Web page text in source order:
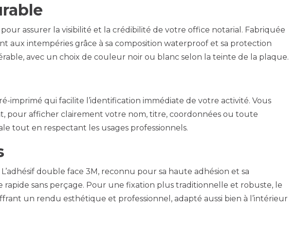
assurer la visibilité et la crédibilité de votre office notarial. Fabriquée
aux intempéries grâce à sa composition waterproof et sa protection
avec un choix de couleur noir ou blanc selon la teinte de la plaque.
qui facilite l’identification immédiate de votre activité. Vous
pour afficher clairement votre nom, titre, coordonnées ou toute
tout en respectant les usages professionnels.
double face 3M, reconnu pour sa haute adhésion et sa
sans perçage. Pour une fixation plus traditionnelle et robuste, le
un rendu esthétique et professionnel, adapté aussi bien à l’intérieur